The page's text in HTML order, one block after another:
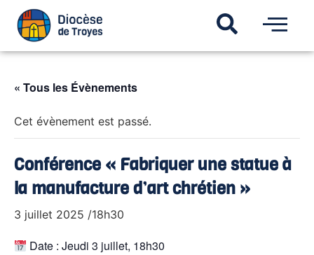
« Tous les Évènements
Cet évènement est passé.
Conférence « Fabriquer une statue à
la manufacture d’art chrétien »
3 juillet 2025 /18h30
Date : Jeudi 3 juillet, 18h30